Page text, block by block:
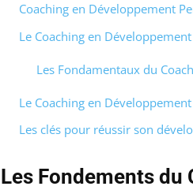
Coaching en Développement
Le Coaching en
Les Fondamentaux du
Le Coaching en
Les clés pour réussir son
Les Fondements du